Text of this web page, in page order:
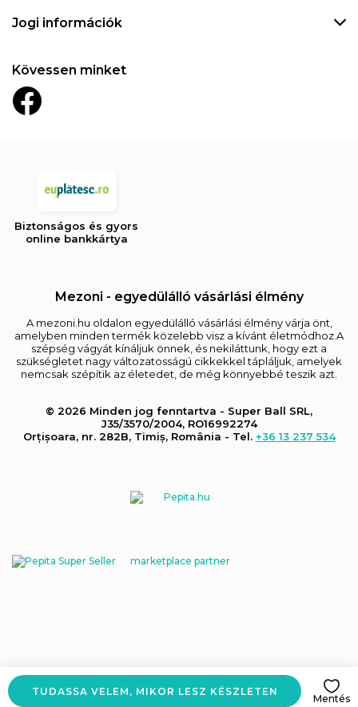
TUDASSA VELEM, MIKOR LESZ KÉSZLETEN
Mentés
Jogi információk
Kövessen minket
Biztonságos és gyors
online bankkártya
Mezoni - egyedülálló vásárlási élmény
A mezoni.hu oldalon egyedülálló vásárlási élmény várja önt,
amelyben minden termék közelebb visz a kívánt életmódhoz.A
szépség vágyát kínáljuk önnek, és nekiláttunk, hogy ezt a
szükségletet nagy változatosságú cikkekkel tápláljuk, amelyek
nemcsak szépítik az életedet, de még könnyebbé teszik azt.
© 2026 Minden jog fenntartva - Super Ball SRL,
J35/3570/2004, RO16992274
Orțișoara, nr. 282B, Timiș, România - Tel. +36 13 237 534
marketplace partner